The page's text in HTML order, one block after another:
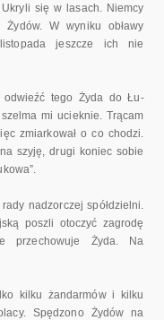
się w lasach. Niemcy
W wyniku obławy
jesz­cze ich nie
odwieźć tego Żyda do Łu­
mi ucieknie. Trącam
zmiarkował o co chodzi.
szyję, drugi koniec sobie
nadzorczej spółdzielni.
poszli otoczyć zagrodę
przechowuje Żyda. Na
kilku żandarmów i kil­ku
Spędzono Żydów na